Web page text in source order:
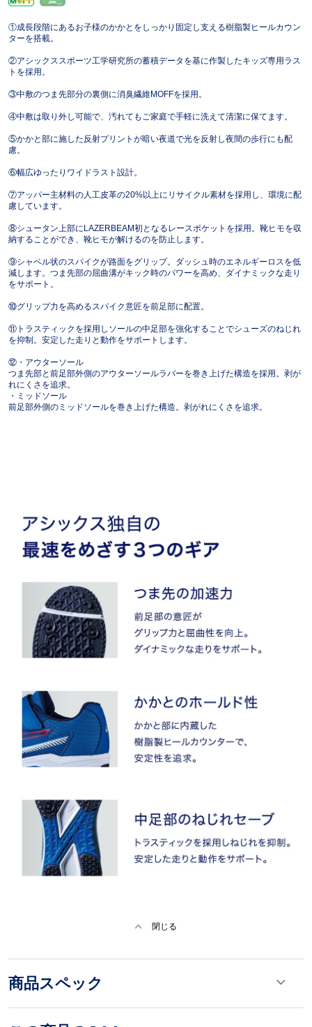
①成長段階にあるお子様のかかとをしっかり固定し支える樹脂製ヒールカウン
ターを搭載。
②アシックススポーツ工学研究所の蓄積データを基に作製したキッズ専用ラス
トを採用。
③中敷のつま先部分の裏側に消臭繊維MOFFを採用。
④中敷は取り外し可能で、汚れてもご家庭で手軽に洗えて清潔に保てます。
⑤かかと部に施した反射プリントが暗い夜道で光を反射し夜間の歩行にも配
慮。
⑥幅広ゆったりワイドラスト設計。
⑦アッパー主材料の人工皮革の20%以上にリサイクル素材を採用し、環境に配
慮しています。
⑧シュータン上部にLAZERBEAM初となるレースポケットを採用。靴ヒモを収
納することができ、靴ヒモが解けるのを防止します。
⑨シャベル状のスパイクが路面をグリップ。ダッシュ時のエネルギーロスを低
減します。つま先部の屈曲溝がキック時のパワーを高め、ダイナミックな走り
をサポート。
⑩グリップ力を高めるスパイク意匠を前足部に配置。
⑪トラスティックを採用しソールの中足部を強化することでシューズのねじれ
を抑制。安定した走りと動作をサポートします。
⑫・アウターソール
つま先部と前足部外側のアウターソールラバーを巻き上げた構造を採用。剥が
れにくさを追求。
・ミッドソール
前足部外側のミッドソールを巻き上げた構造。剥がれにくさを追求。
閉じる
商品スペック